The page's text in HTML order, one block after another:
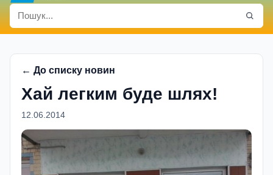
← До списку новин
Хай легким буде шлях!
12.06.2014